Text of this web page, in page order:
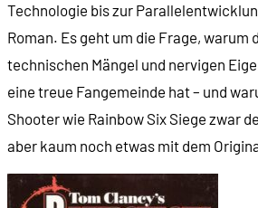
00:18:01 - Der Schattenkrieg
00:19:38 - Gnadenlos (1993)
00:20:26 - Befehl von oben
00:21:07 - Operation Rainbow
Technologie bis zur
Roman. Es geht um die Frage, warum
technischen Mängel und nervigen
eine treue Fangemeinde hat – und
Shooter wie Rainbow Six Siege zwar
aber kaum noch etwas mit dem